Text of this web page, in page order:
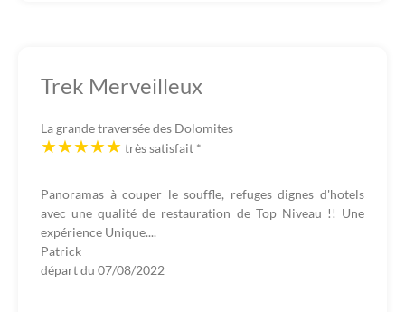
Trek Merveilleux
La grande traversée des Dolomites
très satisfait *
Panoramas à couper le souffle, refuges dignes d'hotels
avec une qualité de restauration de Top Niveau !! Une
expérience Unique....
Patrick
départ du 07/08/2022